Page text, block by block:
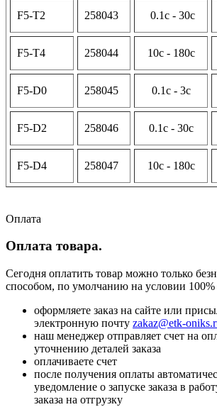
F5-T2 258043 0.1с - 30с
F5-T4 258044 10с - 180с
F5-D0 258045 0.1с - 3с
F5-D2 258046 0.1с - 30с
F5-D4 258047 10с - 180с
Оплата
Оплата товара.
Сегодня оплатить товар можно только
способом, по умолчанию на условии
оформляете заказ на сайте или
электронную почту zakaz@etk-
наш менеджер отправляет счет на
уточнению деталей заказа
оплачиваете счет
после получения оплаты
уведомление о запуске заказа в
заказа на отгрузку